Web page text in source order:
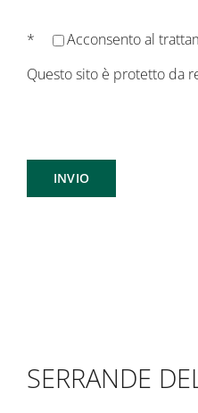
* Acconsento al
Questo sito è protetto da
SERRANDE